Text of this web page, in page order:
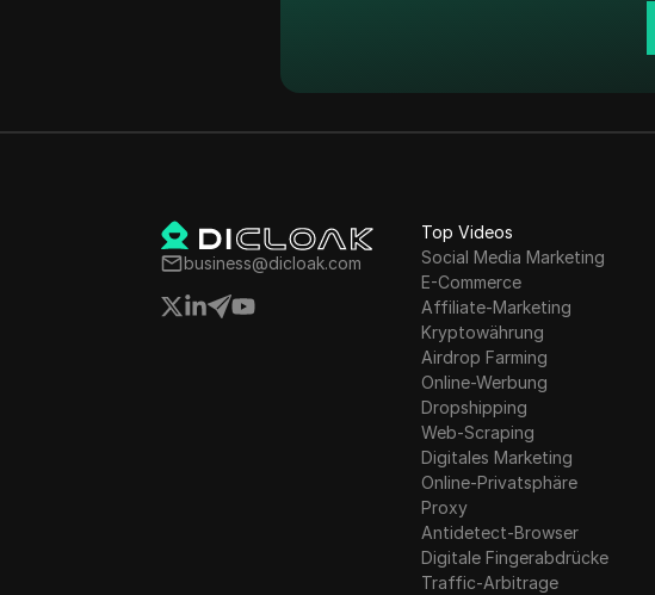
business@dicloak.com
Top Videos
Social Media Marketing
E-Commerce
Affiliate-Marketing
Kryptowährung
Airdrop Farming
Online-Werbung
Dropshipping
Web-Scraping
Digitales Marketing
Online-Privatsphäre
Proxy
Antidetect-Browser
Digitale Fingerabdrücke
Traffic-Arbitrage